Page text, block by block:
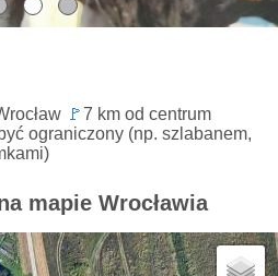
🚩7 km od centrum
ograniczony (np. szlabanem,
mapie Wrocławia